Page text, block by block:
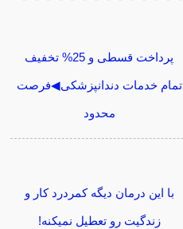
پرداخت قسطی و 25% تخفیف
تمام خدمات دندانپزشکی◀فرصت
محدود
با این درمان دیگه کمردرد کار و
زندگیت رو تعطیل نمیکنه!